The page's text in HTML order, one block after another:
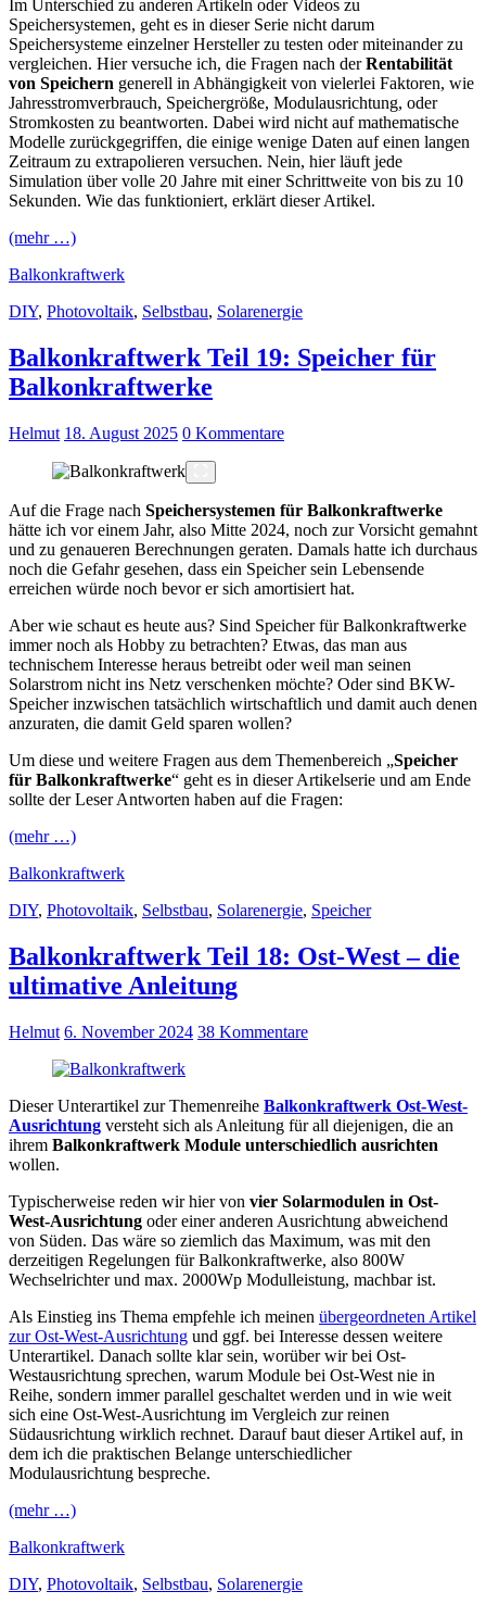
Im Unterschied zu anderen Artikeln oder Videos zu
Speichersystemen, geht es in dieser Serie nicht darum
Speichersysteme einzelner Hersteller zu testen oder miteinander zu
vergleichen. Hier versuche ich, die Fragen nach derRentabilität
von Speichern generell in Abhängigkeit von vielerlei Faktoren, wie
Jahresstromverbrauch, Speichergröße, Modulausrichtung, oder
Stromkosten zu beantworten. Dabei wird nicht auf mathematische
Modelle zurückgegriffen, die einige wenige Daten auf einen langen
Zeitraum zu extrapolieren versuchen. Nein, hier läuft jede
Simulation über volle 20 Jahre mit einer Schrittweite von bis zu 10
Sekunden. Wie das funktioniert, erklärt dieser Artikel.
(mehr …)
Balkonkraftwerk
DIY, Photovoltaik, Selbstbau, Solarenergie
Balkonkraftwerk Teil 19: Speicher für
Balkonkraftwerke
Helmut 18. August 2025 0 Kommentare
Auf die Frage nach Speichersystemen für Balkonkraftwerke
hätte ich vor einem Jahr, also Mitte 2024, noch zur Vorsicht gemahnt
und zu genaueren Berechnungen geraten. Damals hatte ich durchaus
noch die Gefahr gesehen, dass ein Speicher sein Lebensende
erreichen würde noch bevor er sich amortisiert hat.
Aber wie schaut es heute aus? Sind Speicher für Balkonkraftwerke
immer noch als Hobby zu betrachten? Etwas, das man aus
technischem Interesse heraus betreibt oder weil man seinen
Solarstrom nicht ins Netz verschenken möchte? Oder sind BKW-
Speicher inzwischen tatsächlich wirtschaftlich und damit auch denen
anzuraten, die damit Geld sparen wollen?
Um diese und weitere Fragen aus dem Themenbereich „Speicher
für Balkonkraftwerke“ geht es in dieser Artikelserie und am Ende
sollte der Leser Antworten haben auf die Fragen:
(mehr …)
Balkonkraftwerk
DIY, Photovoltaik, Selbstbau, Solarenergie, Speicher
Balkonkraftwerk Teil 18: Ost-West – die
ultimative Anleitung
Helmut 6. November 2024 38 Kommentare
Dieser Unterartikel zur Themenreihe Balkonkraftwerk Ost-West-
Ausrichtung versteht sich als Anleitung für all diejenigen, die an
ihrem Balkonkraftwerk Module unterschiedlich ausrichten
wollen.
Typischerweise reden wir hier von vier Solarmodulen in Ost-
West-Ausrichtung oder einer anderen Ausrichtung abweichend
von Süden. Das wäre so ziemlich das Maximum, was mit den
derzeitigen Regelungen für Balkonkraftwerke, also 800W
Wechselrichter und max. 2000Wp Modulleistung, machbar ist.
Als Einstieg ins Thema empfehle ich meinen übergeordneten Artikel
zur Ost-West-Ausrichtung und ggf. bei Interesse dessen weitere
Unterartikel. Danach sollte klar sein, worüber wir bei Ost-
Westausrichtung sprechen, warum Module bei Ost-West nie in
Reihe, sondern immer parallel geschaltet werden und in wie weit
sich eine Ost-West-Ausrichtung im Vergleich zur reinen
Südausrichtung wirklich rechnet. Darauf baut dieser Artikel auf, in
dem ich die praktischen Belange unterschiedlicher
Modulausrichtung bespreche.
(mehr …)
Balkonkraftwerk
DIY, Photovoltaik, Selbstbau, Solarenergie